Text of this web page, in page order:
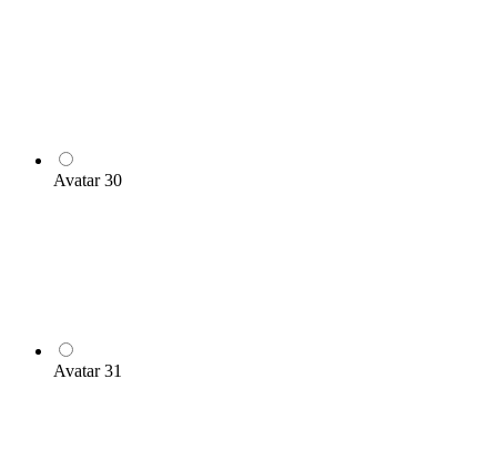
Avatar 30
Avatar 31